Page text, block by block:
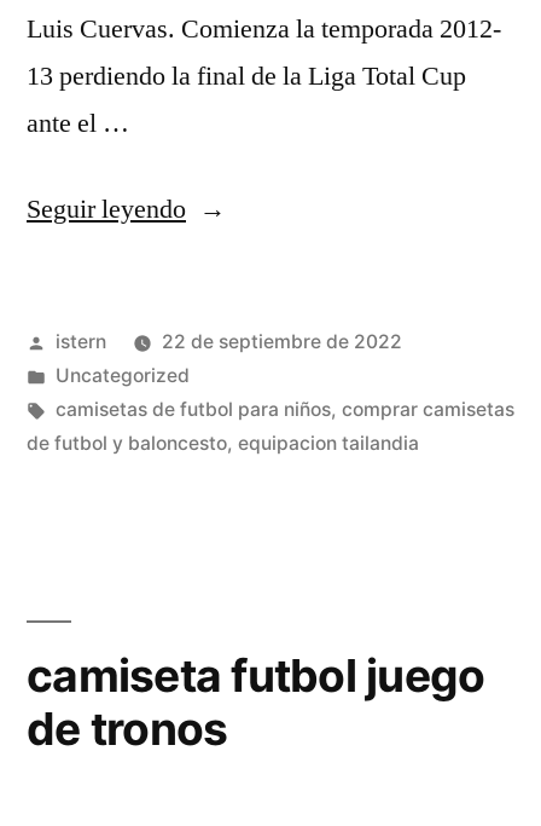
Luis Cuervas. Comienza la temporada 2012-
13 perdiendo la final de la Liga Total Cup
ante el …
Seguir leyendo«camisetas
wolfsburg»
Publicado
por
istern
22 de septiembre de 2022
Publicado
en
Uncategorized
Etiquetas:
camisetas de futbol para niños, comprar camisetas
de futbol y baloncesto, equipacion tailandia
camiseta futbol juego
de tronos